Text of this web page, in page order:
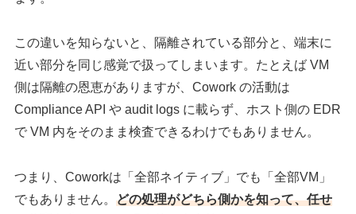
この違いを知らないと、隔離されている部分と、端末に
近い部分を同じ感覚で扱ってしまいます。たとえば VM
側は隔離の恩恵がありますが、Cowork の活動は
Compliance API や audit logs に載らず、ホスト側の EDR
で VM 内をそのまま検査できるわけでもありません。
つまり、Coworkは「全部ネイティブ」でも「全部VM」
でもありません。どの処理がどちら側かを知って、任せ